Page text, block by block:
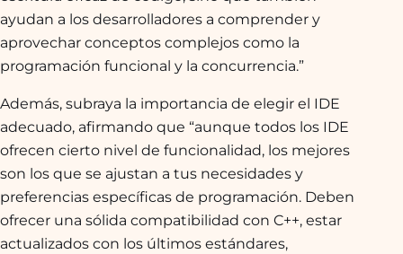
ayudan a los desarrolladores a comprender y
aprovechar conceptos complejos como la
programación funcional y la concurrencia.”
Además, subraya la importancia de elegir el IDE
adecuado, afirmando que “aunque todos los IDE
ofrecen cierto nivel de funcionalidad, los mejores
son los que se ajustan a tus necesidades y
preferencias específicas de programación. Deben
ofrecer una sólida compatibilidad con C++, estar
actualizados con los últimos estándares,